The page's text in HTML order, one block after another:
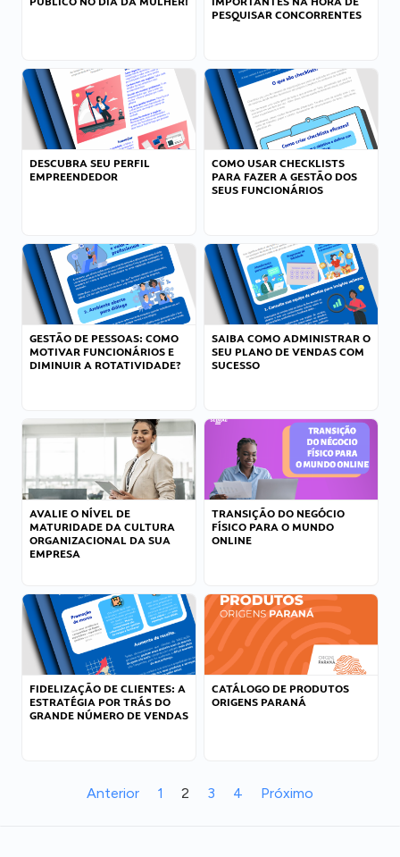
PESQUISAR CONCORRENTES
DESCUBRA SEU PERFIL
EMPREENDEDOR
COMO USAR CHECKLISTS
PARA FAZER A GESTÃO DOS
SEUS FUNCIONÁRIOS
GESTÃO DE PESSOAS: COMO
MOTIVAR FUNCIONÁRIOS E
DIMINUIR A ROTATIVIDADE?
SAIBA COMO ADMINISTRAR O
SEU PLANO DE VENDAS COM
SUCESSO
AVALIE O NÍVEL DE
MATURIDADE DA CULTURA
ORGANIZACIONAL DA SUA
EMPRESA
TRANSIÇÃO DO NEGÓCIO
FÍSICO PARA O MUNDO
ONLINE
FIDELIZAÇÃO DE CLIENTES: A
ESTRATÉGIA POR TRÁS DO
GRANDE NÚMERO DE VENDAS
CATÁLOGO DE PRODUTOS
ORIGENS PARANÁ
Anterior 1 2 3 4 Próximo